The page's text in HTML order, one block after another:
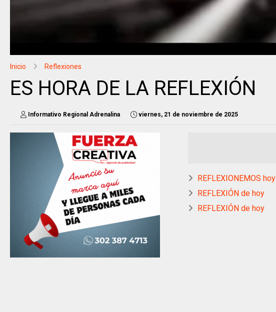
Inicio Reflexiones
ES HORA DE LA REFLEXIÓN
Informativo Regional Adrenalina viernes, 21 de noviembre de 2025
REFLEXIONEMOS hoy
REFLEXIÓN de hoy
REFLEXIÓN de hoy